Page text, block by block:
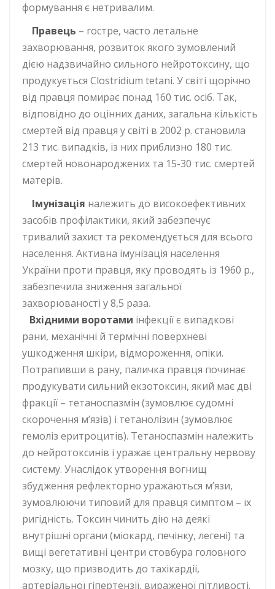
формування є нетривалим.
Правець – гостре, часто летальне
захворювання, розвиток якого зумовлений
дією надзвичайно сильного нейротоксину, що
продукується Clostridium tetani. У світі щорічно
від правця помирає понад 160 тис. осіб. Так,
відповідно до оцінних даних, загальна кількість
смертей від правця у світі в 2002 р. становила
213 тис. випадків, із них приблизно 180 тис.
смертей новонароджених та 15-30 тис. смертей
матерів.
Імунізація належить до високоефективних
засобів профілактики, який забезпечує
тривалий захист та рекомендується для всього
населення. Активна імунізація населення
України проти правця, яку проводять із 1960 р.,
забезпечила зниження загальної
захворюваності у 8,5 раза.
Вхідними воротами інфекції є випадкові
рани, механічні й термічні поверхневі
ушкодження шкіри, відмороження, опіки.
Потрапивши в рану, паличка правця починає
продукувати сильний екзотоксин, який має дві
фракції – тетаноспазмін (зумовлює судомні
скорочення м’язів) і тетанолізин (зумовлює
гемоліз еритроцитів). Тетаноспазмін належить
до нейротоксинів і уражає центральну нервову
систему. Унаслідок утворення вогнищ
збудження рефлекторно уражаються м’язи,
зумовлюючи типовий для правця симптом – їх
ригідність. Токсин чинить дію на деякі
внутрішні органи (міокард, печінку, легені) та
вищі вегетативні центри стовбура головного
мозку, що призводить до тахікардії,
артеріальної гіпертензії, вираженої пітливості.